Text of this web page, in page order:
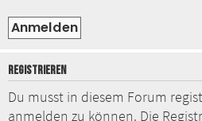
REGISTRIEREN
Du musst in diesem Forum
anmelden zu können. Die